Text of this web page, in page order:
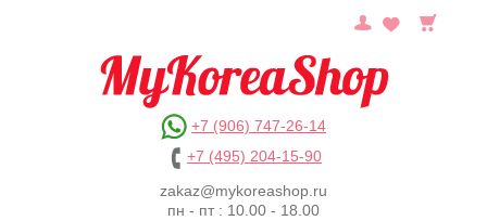
+7 (906) 747-26-14
+7 (495) 204-15-90
zakaz@mykoreashop.ru
пн - пт : 10.00 - 18.00